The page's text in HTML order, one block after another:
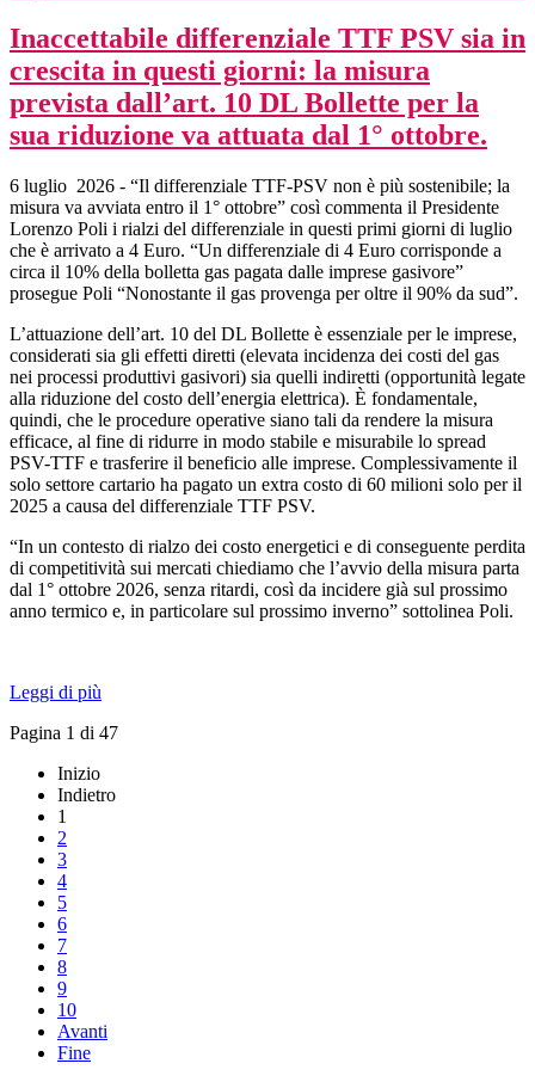
Inaccettabile differenziale TTF PSV sia in
crescita in questi giorni: la misura
prevista dall’art. 10 DL Bollette per la
sua riduzione va attuata dal 1° ottobre.
6 luglio 2026 - “Il differenziale TTF-PSV non è più sostenibile; la
misura va avviata entro il 1° ottobre” così commenta il Presidente
Lorenzo Poli i rialzi del differenziale in questi primi giorni di luglio
che è arrivato a 4 Euro. “Un differenziale di 4 Euro corrisponde a
circa il 10% della bolletta gas pagata dalle imprese gasivore”
prosegue Poli “Nonostante il gas provenga per oltre il 90% da sud”.
L’attuazione dell’art. 10 del DL Bollette è essenziale per le imprese,
considerati sia gli effetti diretti (elevata incidenza dei costi del gas
nei processi produttivi gasivori) sia quelli indiretti (opportunità legate
alla riduzione del costo dell’energia elettrica). È fondamentale,
quindi, che le procedure operative siano tali da rendere la misura
efficace, al fine di ridurre in modo stabile e misurabile lo spread
PSV-TTF e trasferire il beneficio alle imprese. Complessivamente il
solo settore cartario ha pagato un extra costo di 60 milioni solo per il
2025 a causa del differenziale TTF PSV.
“In un contesto di rialzo dei costo energetici e di conseguente perdita
di competitività sui mercati chiediamo che l’avvio della misura parta
dal 1° ottobre 2026, senza ritardi, così da incidere già sul prossimo
anno termico e, in particolare sul prossimo inverno” sottolinea Poli.
Leggi di più
Pagina 1 di 47
Inizio
Indietro
1
2
3
4
5
6
7
8
9
10
Avanti
Fine